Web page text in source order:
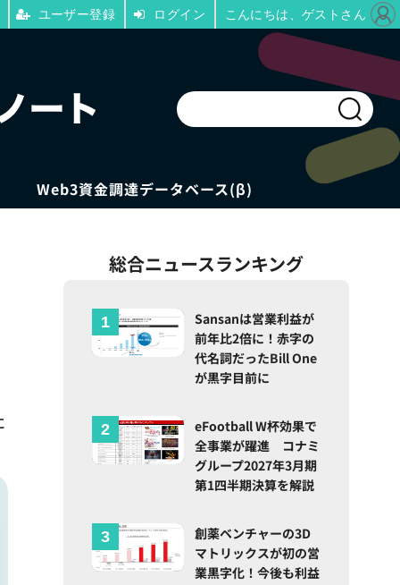
Web3資金調達データベース(β)
総合ニュースランキング
Sansanは営業利益が
前年比2倍に！赤字の
代名詞だったBill One
が黒字目前に
eFootball W杯効果で
全事業が躍進 コナミ
グループ2027年3月期
第1四半期決算を解説
創薬ベンチャーの3D
マトリックスが初の営
業黒字化！今後も利益
ユーザー登録 ログイン こんにちは、ゲストさん